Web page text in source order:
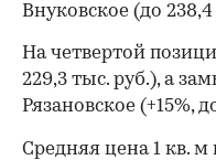
Внуковское (до 238,4
На четвертой
229,3 тыс. руб.), а
Рязановское (+15%,
Средняя цена 1 кв.